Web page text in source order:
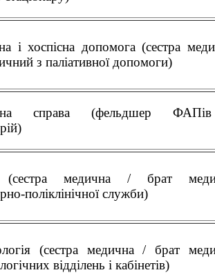
і хоспісна допомога (сестра
з паліативної допомоги)
справа (фельдшер
(сестра медична / брат
поліклінічної служби)
(сестра медична / брат
відділень і кабінетів)